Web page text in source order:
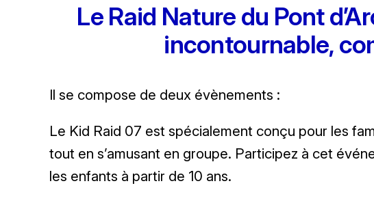
Le Raid Nature du Pont
incontournable,
Il se compose de deux évènements :
Le Kid Raid 07 est spécialement conçu pour les
tout en s’amusant en groupe. Participez à cet
les enfants à partir de 10 ans.